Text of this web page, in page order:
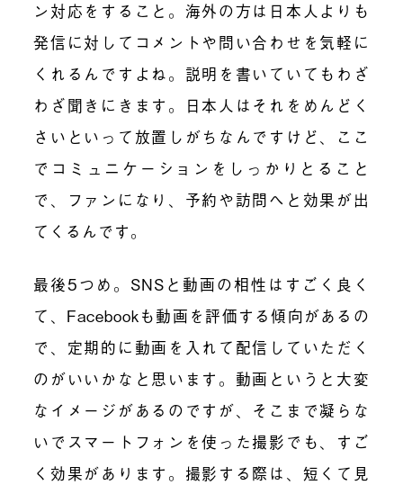
ン対応をすること。海外の方は日本人よりも
発信に対してコメントや問い合わせを気軽に
くれるんですよね。説明を書いていてもわざ
わざ聞きにきます。日本人はそれをめんどく
さいといって放置しがちなんですけど、ここ
でコミュニケーションをしっかりとること
で、ファンになり、予約や訪問へと効果が出
てくるんです。
最後5つめ。SNSと動画の相性はすごく良く
て、Facebookも動画を評価する傾向があるの
で、定期的に動画を入れて配信していただく
のがいいかなと思います。動画というと大変
なイメージがあるのですが、そこまで凝らな
いでスマートフォンを使った撮影でも、すご
く効果があります。撮影する際は、短くて見